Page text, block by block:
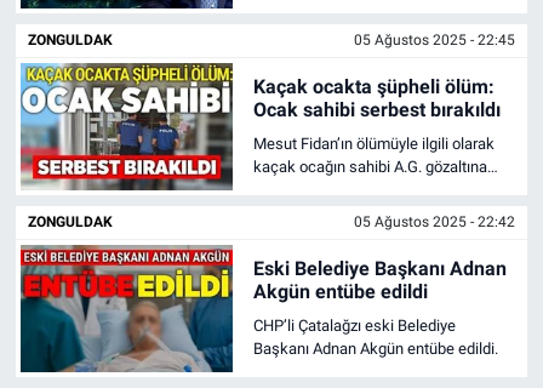
ZONGULDAK 05 Ağustos 2025 - 22:45
Kaçak ocakta şüpheli ölüm:
Ocak sahibi serbest bırakıldı
Mesut Fidan’ın ölümüyle ilgili olarak
kaçak ocağın sahibi A.G. gözaltına
adli kontrol şartıyla serbest bırakıldı.
ZONGULDAK 05 Ağustos 2025 - 22:42
Eski Belediye Başkanı Adnan
Akgün entübe edildi
CHP’li Çatalağzı eski Belediye
Başkanı Adnan Akgün entübe edildi.